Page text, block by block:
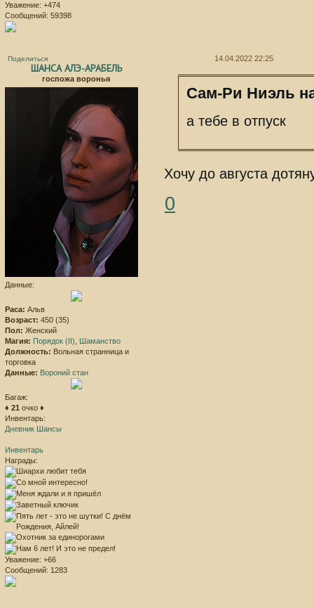
Уважение: +474
Сообщений: 59398
Поделиться 14.04.2022 22:25
ШАНСА АЛЭ-АРАБЕЛЬ
госпожа воронья
Данные:
Раса: Альв
Возраст: 450 (35)
Пол: Женский
Магия: Порядок (II)
Шаманство
Должность: Вольная странница и
торговка
Данные: Вороний стан
Багаж:
♦ 21 очко ♦
Инвентарь:
Дневник Шансы
Инвентарь
Награды:
Уважение: +66
Сообщений: 1283
Сам-Ри Ниэль
а тебе в отпуск
Хочу до августа
0